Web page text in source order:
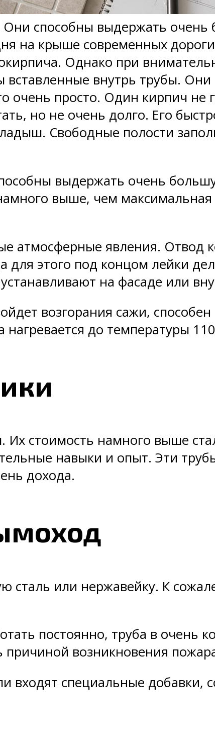
способны выдержать очень
на крыше современных
Однако при
внутрь трубы.
очень просто. Один кирпич не
но не очень долго. Его
Свободные полости
выдержать очень
выше, чем
атмосферные явления. Отвод
для этого под концом лейки
на фасаде или
возгорания сажи, способен
до температуры
стоимость намного выше
навыки и опыт. Эти
дохода.
сталь или нержавейку. К
постоянно, труба в очень
возникновения
специальные добавки,